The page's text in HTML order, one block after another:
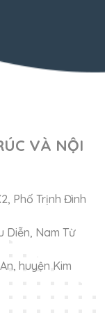
VÀ NỘI
Phố Trịnh Đình
Diễn, Nam Từ
huyện Kim